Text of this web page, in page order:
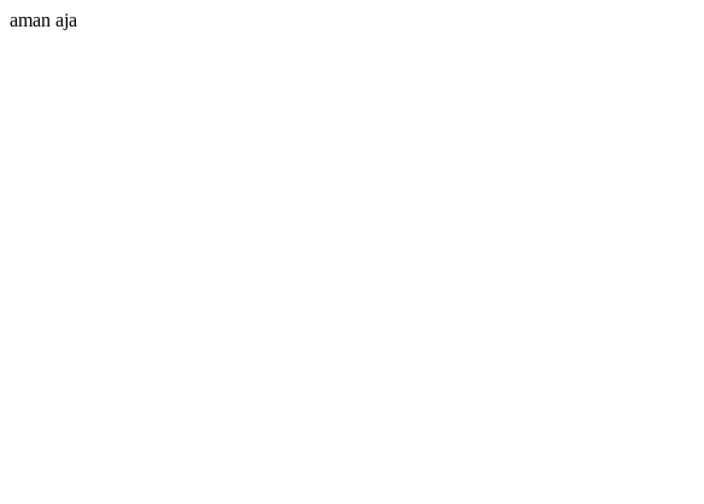
aman aja